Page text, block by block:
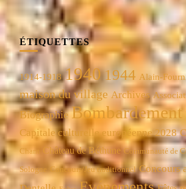
ÉTIQUETTES
1914-1918 19401944 Alain-
maison du village Archives
Biographie Bombardement
Capitale culturelle européenne 2028
Chant Château de Béthune Communauté de
Sologne Concours/Jeu traditionnel Concours